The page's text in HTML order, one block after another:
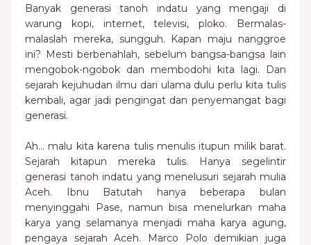
Banyak generasi tanoh indatu yang mengaji di
warung kopi, internet, televisi, ploko. Bermalas-
malaslah mereka, sungguh. Kapan maju nanggroe
ini? Mesti berbenahlah, sebelum bangsa-bangsa lain
mengobok-ngobok dan membodohi kita lagi. Dan
sejarah kejuhudan ilmu dari ulama dulu perlu kita tulis
kembali, agar jadi pengingat dan penyemangat bagi
generasi.
Ah… malu kita karena tulis menulis itupun milik barat.
Sejarah kitapun mereka tulis. Hanya segelintir
generasi tanoh indatu yang menelusuri sejarah mulia
Aceh. Ibnu Batutah hanya beberapa bulan
menyinggahi Pase, namun bisa menelurkan maha
karya yang selamanya menjadi maha karya agung,
pengaya sejarah Aceh. Marco Polo demikian juga